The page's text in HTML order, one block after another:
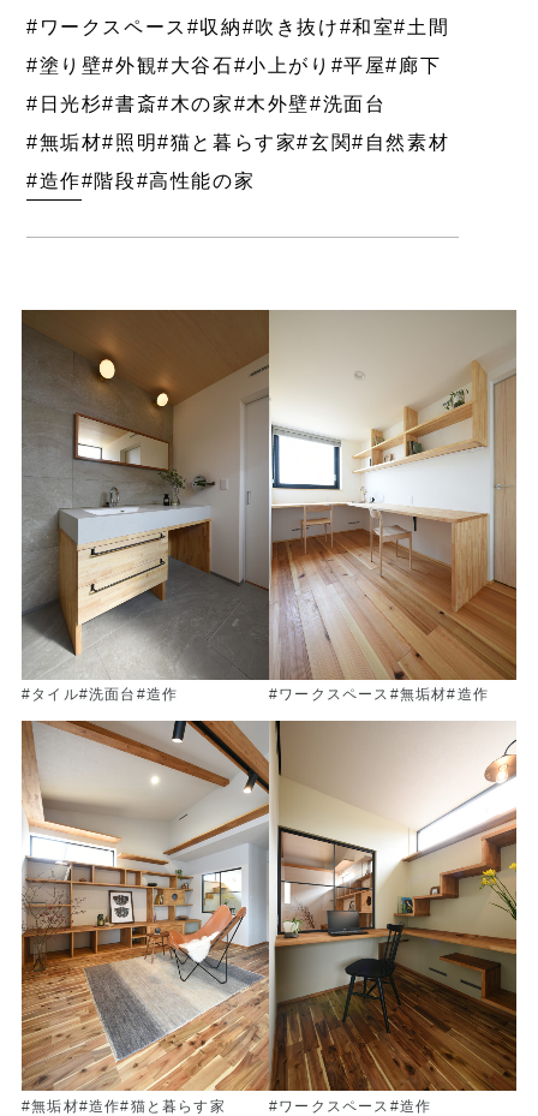
#ワークスペース #収納#吹き抜け#和室#土間
#塗り壁#外観#大谷石#小上がり #平屋#廊下
#日光杉#書斎#木の家#木外壁#洗面台
#無垢材#照明#猫と暮らす家#玄関#自然素材
#造作#階段#高性能の家
#タイル#洗面台 #造作 #ワークスペース #無垢材#造作
#無垢材#造作#猫と暮らす家 #ワークスペース #造作